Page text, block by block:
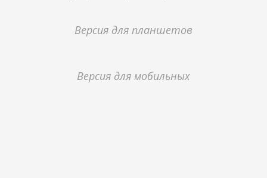
Версия для планшетов
Версия для мобильных